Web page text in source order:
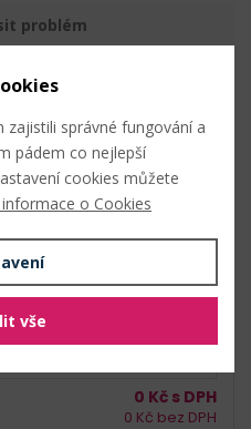
problém
0 Kč s DPH
0 Kč bez DPH
zajistili správné fungování a
pádem co nejlepší
cookies můžete
o Cookies
vše